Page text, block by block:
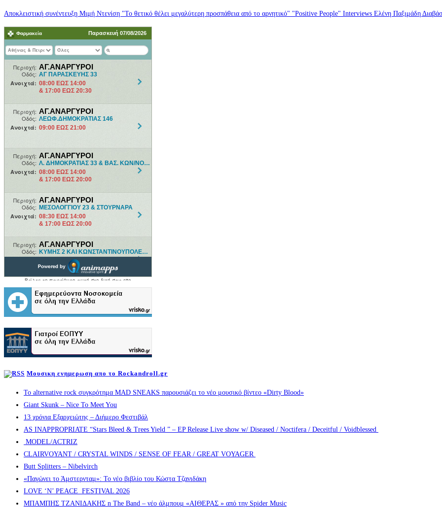
Αποκλειστική συνέντευξη Μιμή Ντενίση "Το θετικό θέλει μεγαλύτερη προσπάθεια από το αρνητικό" "Positive People" Interviews Ελένη Παξιμάδη
Μουσικη ενημερωση απο το Rockandroll.gr
Το alternative rock συγκρότημα MAD SNEAKS παρουσιάζει το νέο μουσικό βίντεο «Dirty Blood»
Giant Skunk – Nice To Meet You
13 χρόνια Εξαρχειώτης – Διήμερο Φεστιβάλ
AS INAPPROPRIATE “Stars Bleed & Trees Yield ” – EP Release Live show w/ Diseased / Noctifera / Deceitful / Voidblessed
MODEL/ACTRIZ
CLAIRVOYANT / CRYSTAL WINDS / SENSE OF FEAR / GREAT VOYAGER
Butt Splitters – Nibelvirch
«Παγώνει το Άμστερνταμ»: Το νέο βιβλίο του Κώστα Τζανιδάκη
LOVE ‘N’ PEACE FESTIVAL 2026
ΜΠΑΜΠΗΣ ΤΖΑΝΙΔΑΚΗΣ n The Band – νέο άλμπουμ «ΑΙΘΕΡΑΣ » από την Spider Music